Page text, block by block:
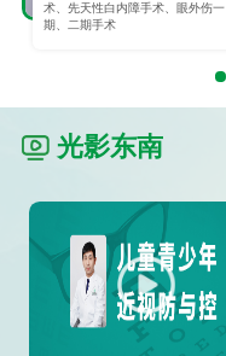
术、先天性白内障手术、眼外伤一
期、二期手术
光影东南